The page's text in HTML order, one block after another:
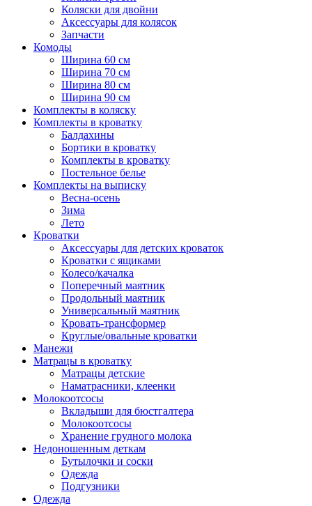
Коляски для двойни
Аксессуары для колясок
Запчасти
Комоды
Ширина 60 см
Ширина 70 см
Ширина 80 см
Ширина 90 см
Комплекты в коляску
Комплекты в кроватку
Балдахины
Бортики в кроватку
Комплекты в кроватку
Постельное белье
Комплекты на выписку
Весна-осень
Зима
Лето
Кроватки
Аксессуары для детских кроваток
Кроватки с ящиками
Колесо/качалка
Поперечный маятник
Продольный маятник
Универсальный маятник
Кровать-трансформер
Круглые/овальные кроватки
Манежи
Матрацы в кроватку
Матрацы детские
Наматрасники, клеенки
Молокоотсосы
Вкладыши для бюстгалтера
Молокоотсосы
Хранение грудного молока
Недоношенным деткам
Бутылочки и соски
Одежда
Подгузники
Одежда